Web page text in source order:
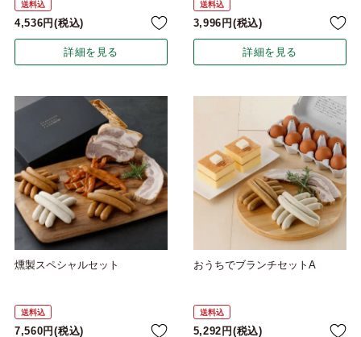
送料込
4,536 税込
詳細を見る
送料込
3,996 税込
詳細を見る
燻製スペシャルセット
送料込
7,560 税込
おうちでブランチセットA
送料込
5,292 税込